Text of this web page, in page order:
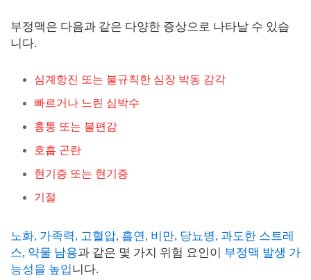
부정맥은 다음과 같은 다양한 증상으로 나타날 수 있습
니다.
심계항진 또는 불규칙한 심장 박동 감각
빠르거나 느린 심박수
흉통 또는 불편감
호흡 곤란
현기증 또는 현기증
기절
노화, 가족력, 고혈압, 흡연, 비만, 당뇨병, 과도한 스트레
스, 약물 남용과 같은 몇 가지 위험 요인이 부정맥 발생 가
능성을 높입니다.